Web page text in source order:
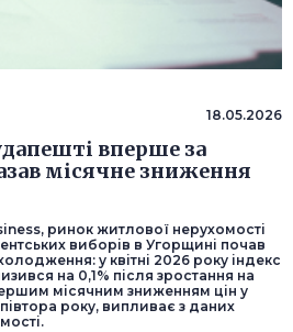
18.05.2026
вперше за
місячне зниження
ринок житлової нерухомості
виборів в Угорщині почав
у квітні 2026 року індекс
на 0,1% після зростання на
місячним зниженням цін у
року, випливає з даних